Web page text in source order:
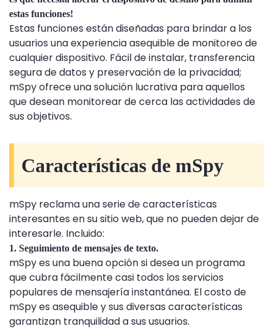
estas funciones!
Estas funciones están diseñadas para brindar a los
usuarios una experiencia asequible de monitoreo de
cualquier dispositivo. Fácil de instalar, transferencia
segura de datos y preservación de la privacidad;
mSpy ofrece una solución lucrativa para aquellos
que desean monitorear de cerca las actividades de
sus objetivos.
Características de mSpy
mSpy reclama una serie de características
interesantes en su sitio web, que no pueden dejar de
interesarle. Incluido:
1. Seguimiento de mensajes de texto.
mSpy es una buena opción si desea un programa
que cubra fácilmente casi todos los servicios
populares de mensajería instantánea. El costo de
mSpy es asequible y sus diversas características
garantizan tranquilidad a sus usuarios.